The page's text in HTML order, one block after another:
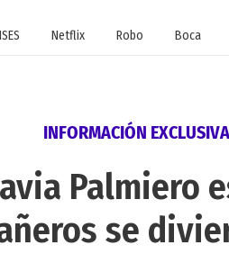
Netflix Robo Boca
INFORMACIÓN EXCLUSIVA
Palmiero
se